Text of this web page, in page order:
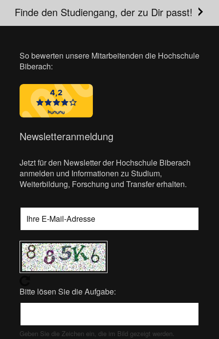
Finde den Studiengang, der zu Dir passt!
So bewerten unsere Mitarbeitenden die Hochschule
Biberach:
Newsletteranmeldung
Jetzt für den Newsletter der Hochschule Biberach
anmelden und Informationen zu Studium,
Weiterbildung, Forschung und Transfer erhalten.
Bitte lösen Sie die Aufgabe:
Geben Sie die Zeichen ein, die im Bild gezeigt werden.